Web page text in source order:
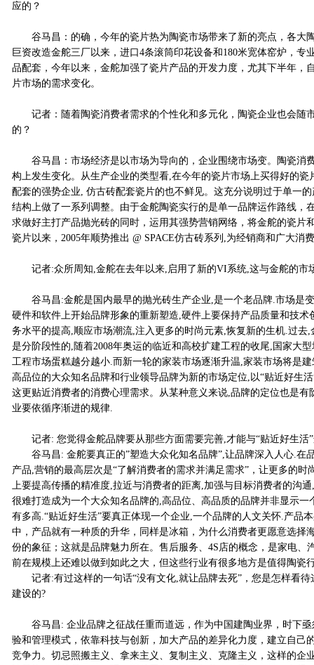
应的？
谷马昌：的确，今年的瓷片热为陶瓷市场带来了新的亮点，各大
巨资改造金舵三厂以来，进口4条滚筒印花设备和180米宽体窑炉，
品配套，今年以来，金舵加强了瓷片产品的开发力度，尤其下半年，
片市场的需求变化。
记者：随着陶瓷消费者需求的个性化和多元化，陶瓷企业也会随
的？
谷马昌：市场经济是以市场为导向的，企业围绕市场变。陶瓷消
构上发生变化。从生产企业的类型看,在今年的瓷片市场上买得好的
配套的强势企业, 仿古砖配套瓷片的也不鲜见。这充分说明过于单一
结构上做了一系列调整。由于金舵陶瓷实行的是单一品牌运作路线，
求做好主打产品抛光砖的同时，运用其强势营销网络，将金舵的瓷片
瓷片以来，2005年顺势推出 @ SPACE仿古砖系列,为经销商和广大消
记者:众所周知,金舵在去年以来,启用了新的VI系统,这与金舵的市
谷马昌:金舵是国内最早的抛光砖生产企业,是一个老品牌.市场是
硬件和软件上开始品牌形象的重新塑造,硬件上要保持产品质量和技
务水平的提高,顺应市场潮流,注入更多的时尚元素,恢复新的生机.过
是分阶段性的,随着2008年奥运的临近和高校扩建工程的收尾,国家大
工程市场蛋糕越分越小.而新一轮的家装市场逐渐升温,家装市场将是
高品位的大众知名品牌和行业领导品牌为新的市场定位,以“贴近好生
这更贴近消费者的消费心理需求。从某种意义来说,品牌的定位也是
业要依循序渐进的规律.
记者: 您觉得金舵品牌要从那些方面需要完善,才能与“贴近好生活”
谷马昌: 金舵要真正的”塑造大众化知名品牌”,让品牌深入人心.在
产品,营销的最高层次是“了解消费者的需求并满足需求”，让更多的
上要提高传播的精准度,拉近与消费者的距离,加强与目标消费者的沟
很难打造成为一个大众知名品牌的,高品位、高品质的品牌并非显示
有多高.“贴近好生活”要真正体现一个企业,一个品牌的人文关怀.产品
中，产品就有一种质的升华，同样是冰箱，为什么消费者更愿意选择
份的象征；这就是品牌魅力所在。售后服务、4S店的概念，是家电
前在规模上还难以做到如此之大，但这些行业有很多地方是值得陶瓷
记者:有过这样的一句话“没有文化,就让品牌去死”，您是怎样看待
建设的?
谷马昌: 企业品牌之征战任重而道远，作为中国建陶业界，时下亟
验和管理模式，依靠科技与创新，加大产品的差异化力度，建立自己
竞争力。切忌照搬主义、拿来主义、复制主义、克隆主义，这样的企